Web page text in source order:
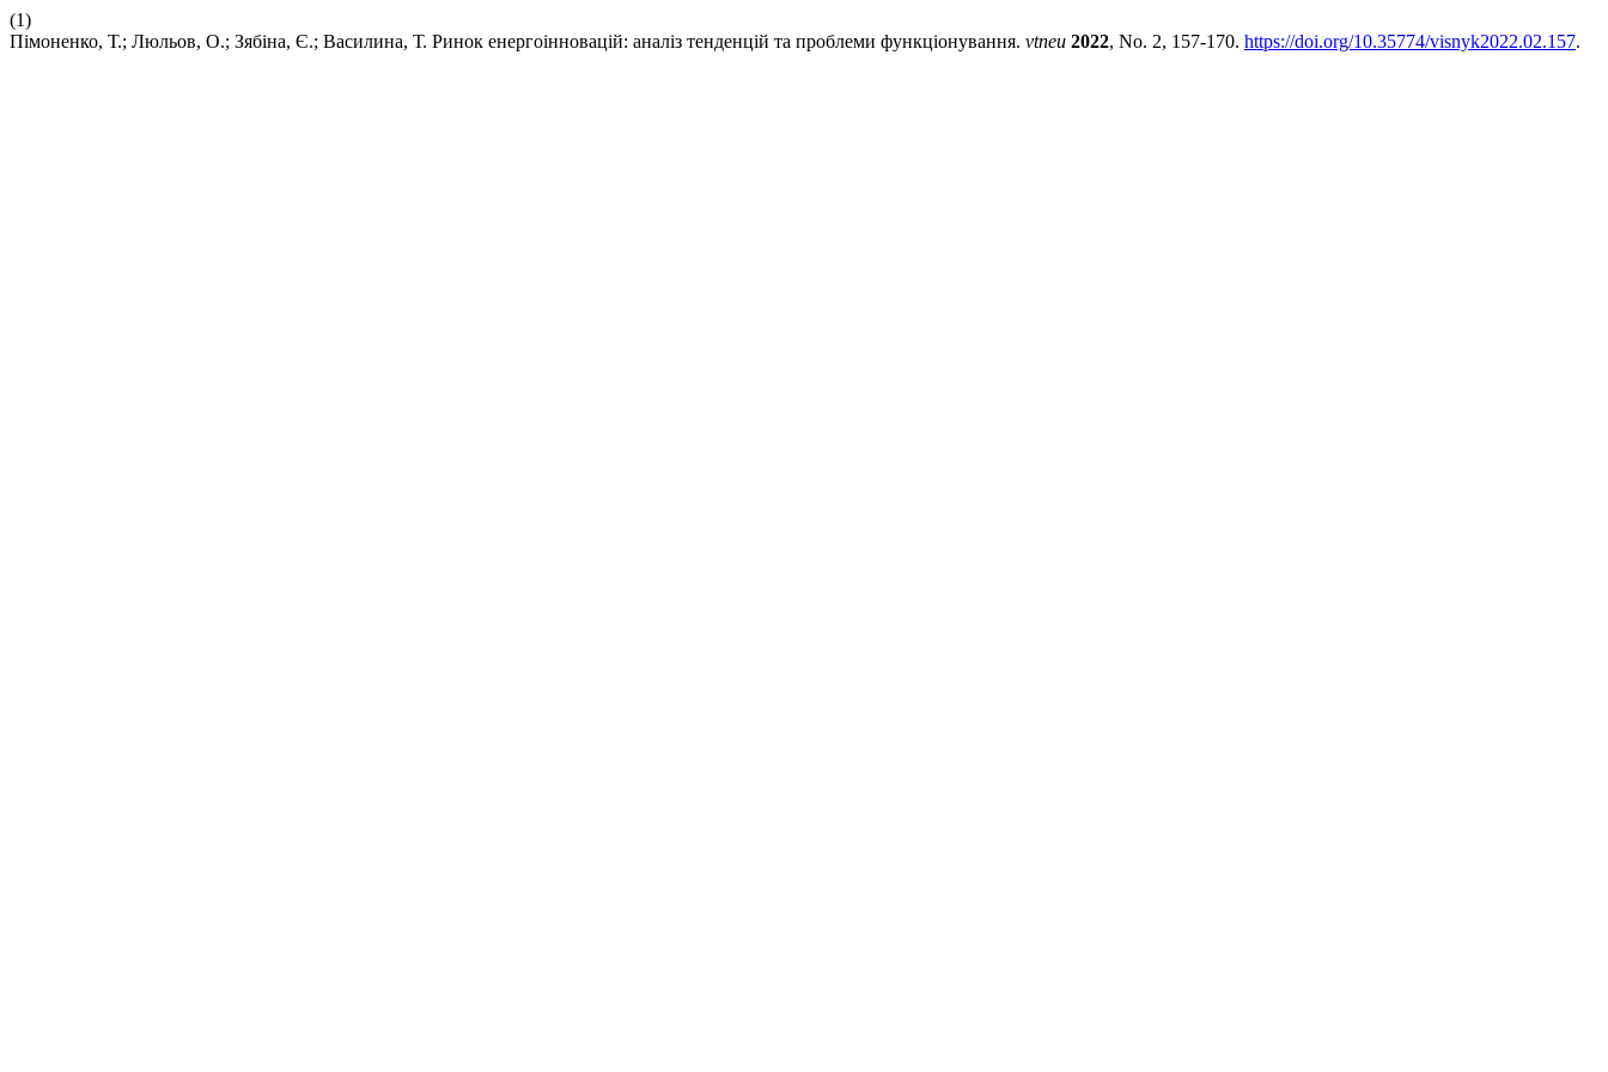
(1)
Пімоненко, Т.; Люльов, О.; Зябіна, Є.; Василина, Т. Ринок енергоінновацій: аналіз тенденцій та проблеми функціонування. vtneu 2022, No. 2, 157-170. https://doi.org/10.35774/visnyk2022.02.157.